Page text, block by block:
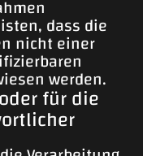
dass die
nicht einer
werden.
für die